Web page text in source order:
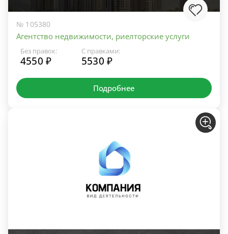
№ 105380
Агентство недвижимости, риелторские услуги
Без правок:
4550 ₽
С правками:
5530 ₽
Подробнее